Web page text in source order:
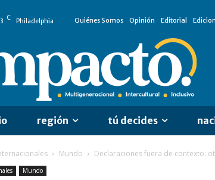
C Philadelphia Quiénes Somos Opinión Editorial
región tú decides
Mundo Declaraciones fuera de contexto:
Mundo